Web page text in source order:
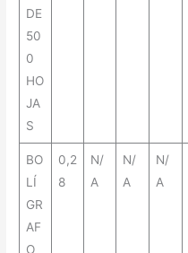
DE
50
0
HO
JA
S
BO
LÍ
GR
AF
O
0,2
8
N/
A
N/
A
N/
A